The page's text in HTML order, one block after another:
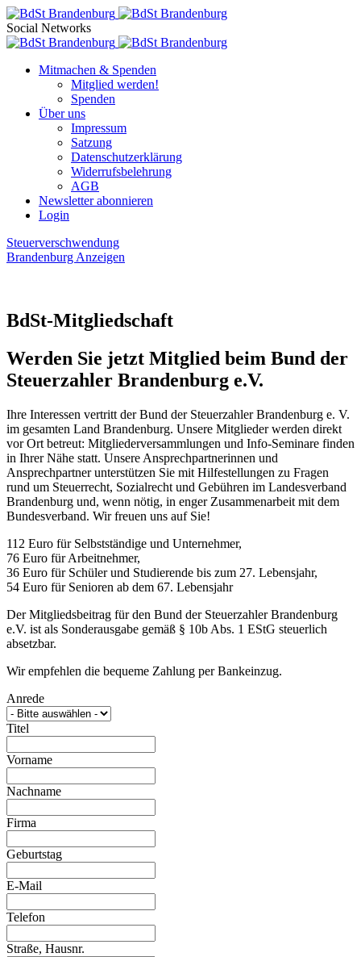
Social Networks
Mitmachen & Spenden
Mitglied werden!
Spenden
Über uns
Impressum
Satzung
Datenschutzerklärung
Widerrufsbelehrung
AGB
Newsletter abonnieren
Login
Steuerverschwendung
Brandenburg Anzeigen
BdSt-Mitgliedschaft
Werden Sie jetzt Mitglied beim Bund der
Steuerzahler Brandenburg e.V.
Ihre Interessen vertritt der Bund der Steuerzahler Brandenburg e. V.
im gesamten Land Brandenburg. Unsere Mitglieder werden direkt
vor Ort betreut: Mitgliederversammlungen und Info-Seminare finden
in Ihrer Nähe statt. Unsere Ansprechpartnerinnen und
Ansprechpartner unterstützen Sie mit Hilfestellungen zu Fragen
rund um Steuerrecht, Sozialrecht und Gebühren im Landesverband
Brandenburg und, wenn nötig, in enger Zusammenarbeit mit dem
Bundesverband. Wir freuen uns auf Sie!
112 Euro für Selbstständige und Unternehmer,
76 Euro für Arbeitnehmer,
36 Euro für Schüler und Studierende bis zum 27. Lebensjahr,
54 Euro für Senioren ab dem 67. Lebensjahr
Der Mitgliedsbeitrag für den Bund der Steuerzahler Brandenburg
e.V. ist als Sonderausgabe gemäß § 10b Abs. 1 EStG steuerlich
absetzbar.
Wir empfehlen die bequeme Zahlung per Bankeinzug.
Anrede
Titel
Vorname
Nachname
Firma
Geburtstag
E-Mail
Telefon
Straße, Hausnr.